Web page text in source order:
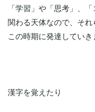
「学習」や「思考」、
関わる天体なので、それ
この時期に発達していき
漢字を覚えたり